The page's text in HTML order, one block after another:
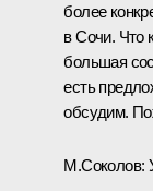
более
в Сочи. Что
большая
есть
обсудим.
М.Соколов: